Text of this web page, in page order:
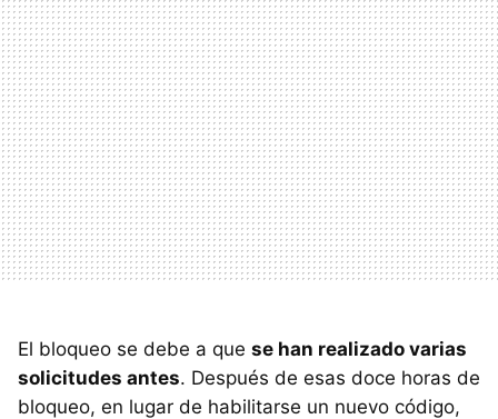
El bloqueo se debe a que se han realizado varias
solicitudes antes. Después de esas doce horas de
bloqueo, en lugar de habilitarse un nuevo código,